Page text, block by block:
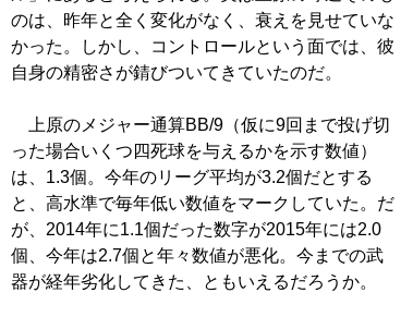
のは、昨年と全く変化がなく、衰えを見せていな
かった。しかし、コントロールという面では、彼
自身の精密さが錆びついてきていたのだ。
上原のメジャー通算BB/9（仮に9回まで投げ切
った場合いくつ四死球を与えるかを示す数値）
は、1.3個。今年のリーグ平均が3.2個だとする
と、高水準で毎年低い数値をマークしていた。だ
が、2014年に1.1個だった数字が2015年には2.0
個、今年は2.7個と年々数値が悪化。今までの武
器が経年劣化してきた、ともいえるだろうか。